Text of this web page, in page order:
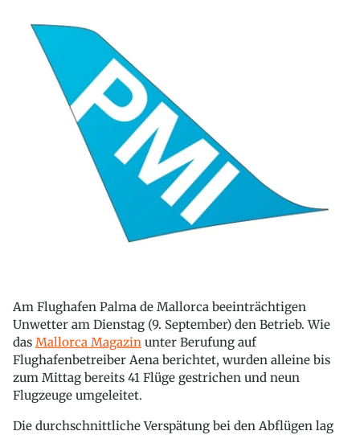
Am Flughafen Palma de Mallorca beeinträchtigen
Unwetter am Dienstag (9. September) den Betrieb. Wie
das Mallorca Magazin unter Berufung auf
Flughafenbetreiber Aena berichtet, wurden alleine bis
zum Mittag bereits 41 Flüge gestrichen und neun
Flugzeuge umgeleitet.
Die durchschnittliche Verspätung bei den Abflügen lag